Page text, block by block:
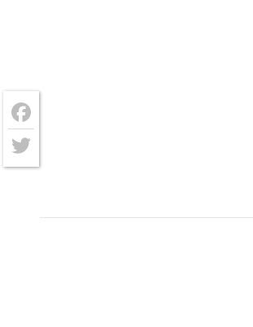
Facebook
Twitter